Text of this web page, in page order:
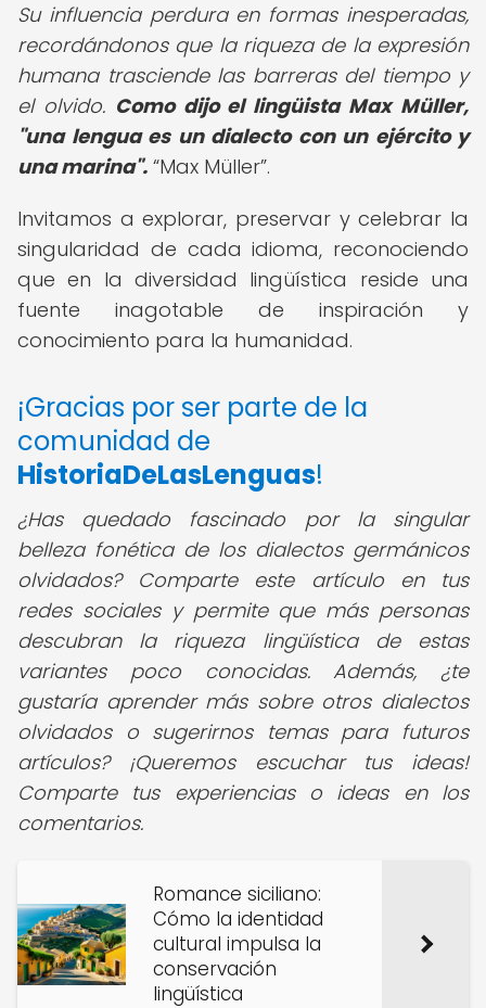
Su influencia perdura en formas inesperadas,
recordándonos que la riqueza de la expresión
humana trasciende las barreras del tiempo y
el olvido. Como dijo el lingüista Max Müller,
"una lengua es un dialecto con un ejército y
una marina". Max Müller .
Invitamos a explorar, preservar y celebrar la
singularidad de cada idioma, reconociendo
que en la diversidad lingüística reside una
fuente inagotable de inspiración y
conocimiento para la humanidad.
¡Gracias por ser parte de la
comunidad de
HistoriaDeLasLenguas!
¿Has quedado fascinado por la singular
belleza fonética de los dialectos germánicos
olvidados? Comparte este artículo en tus
redes sociales y permite que más personas
descubran la riqueza lingüística de estas
variantes poco conocidas. Además, ¿te
gustaría aprender más sobre otros dialectos
olvidados o sugerirnos temas para futuros
artículos? ¡Queremos escuchar tus ideas!
Comparte tus experiencias o ideas en los
comentarios.
Romance siciliano:
Cómo la identidad
cultural impulsa la
conservación
lingüística